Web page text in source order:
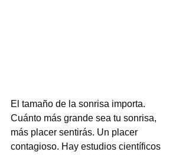
El tamaño de la sonrisa importa.
Cuánto más grande sea tu sonrisa,
más placer sentirás. Un placer
contagioso. Hay estudios científicos